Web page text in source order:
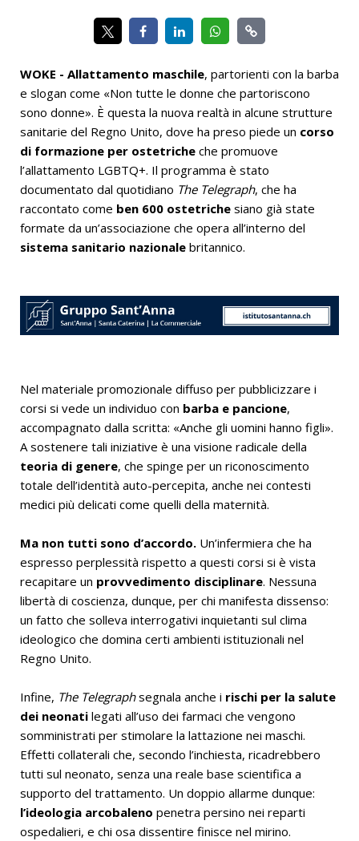
WOKE - Allattamento maschile, partorienti con la barba
e slogan come «Non tutte le donne che partoriscono
sono donne». È questa la nuova realtà in alcune strutture
sanitarie del Regno Unito, dove ha preso piede un corso
di formazione per ostetriche che promuove
l’allattamento LGBTQ+. Il programma è stato
documentato dal quotidiano The Telegraph, che ha
raccontato come ben 600 ostetriche siano già state
formate da un’associazione che opera all’interno del
sistema sanitario nazionale britannico.
Nel materiale promozionale diffuso per pubblicizzare i
corsi si vede un individuo con barba e pancione,
accompagnato dalla scritta: «Anche gli uomini hanno figli».
A sostenere tali iniziative è una visione radicale della
teoria di genere, che spinge per un riconoscimento
totale dell’identità auto-percepita, anche nei contesti
medici più delicati come quelli della maternità.
Ma non tutti sono d’accordo. Un’infermiera che ha
espresso perplessità rispetto a questi corsi si è vista
recapitare un provvedimento disciplinare. Nessuna
libertà di coscienza, dunque, per chi manifesta dissenso:
un fatto che solleva interrogativi inquietanti sul clima
ideologico che domina certi ambienti istituzionali nel
Regno Unito.
Infine, The Telegraphsegnala anche i rischi per la salute
dei neonati legati all’uso dei farmaci che vengono
somministrati per stimolare la lattazione nei maschi.
Effetti collaterali che, secondo l’inchiesta, ricadrebbero
tutti sul neonato, senza una reale base scientifica a
supporto del trattamento. Un doppio allarme dunque:
l’ideologia arcobaleno penetra persino nei reparti
ospedalieri, e chi osa dissentire finisce nel mirino.